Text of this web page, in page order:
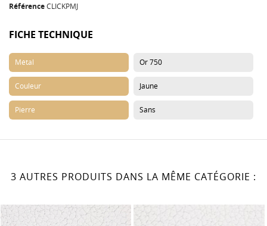
RéférenceCLICKPMJ
FICHE TECHNIQUE
Métal Or 750
Couleur Jaune
Pierre Sans
3 AUTRES PRODUITS DANS LA MÊME CATÉGORIE :